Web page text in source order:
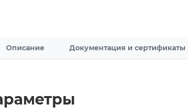
Описание Документация и сертификаты